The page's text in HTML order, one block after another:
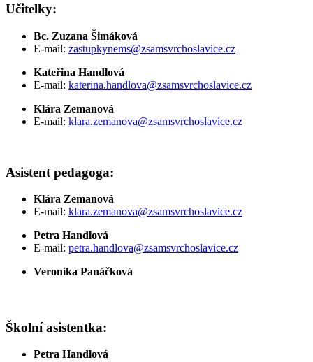
Učitelky:
Bc. Zuzana Šimáková
E-mail: zastupkynems@zsamsvrchoslavice.cz
Kateřina Handlová
E-mail: katerina.handlova@zsamsvrchoslavice.cz
Klára Zemanová
E-mail: klara.zemanova@zsamsvrchoslavice.cz
Asistent pedagoga:
Klára Zemanová
E-mail: klara.zemanova@zsamsvrchoslavice.cz
Petra Handlová
E-mail: petra.handlova@zsamsvrchoslavice.cz
Veronika Panáčková
Školní asistentka:
Petra Handlová